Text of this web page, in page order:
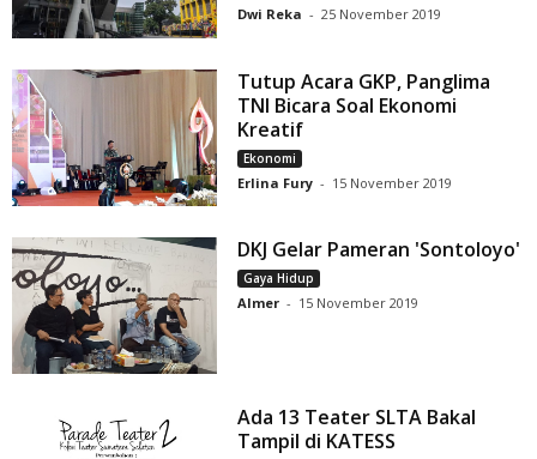
Dwi Reka - 25 November 2019
Tutup Acara GKP, Panglima
TNI Bicara Soal Ekonomi
Kreatif
Ekonomi
Erlina Fury - 15 November 2019
DKJ Gelar Pameran 'Sontoloyo'
Gaya Hidup
Almer - 15 November 2019
Ada 13 Teater SLTA Bakal
Tampil di KATESS